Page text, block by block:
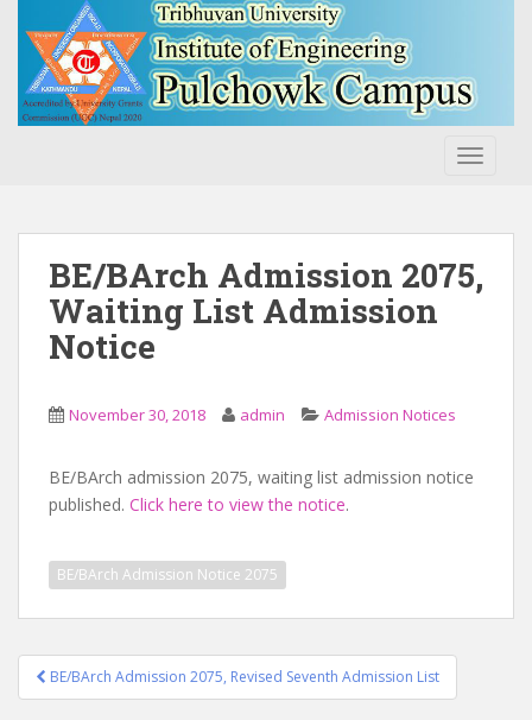
BE/BArch Admission 2075,
Waiting List Admission
Notice
November 30, 2018 admin Admission Notices
BE/BArch admission 2075, waiting list admission notice
published. Click here to view the notice.
BE/BArch Admission Notice 2075
Post
navigation
BE/BArch Admission 2075, Revised Seventh Admission List